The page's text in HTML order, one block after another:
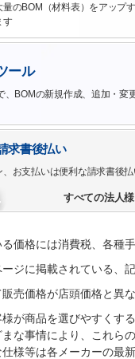
量のBOM（材料表）をアップ
す
ール
、BOMの新規作成、追加・変
求書後払い
、お支払いは便利な請求書後
すべての法人様
価格には消費税、各種
ジに掲載されている、
売価格が店頭価格と異な
が商品を選びやすくす
まな事情により、これら
様等は各メーカーの最